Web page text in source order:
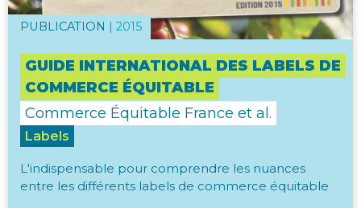
PUBLICATION | 2015
GUIDE INTERNATIONAL DES LABELS DE
COMMERCE ÉQUITABLE
Commerce Équitable France et al.
Labels
L'indispensable pour comprendre les nuances
entre les différents labels de commerce équitable